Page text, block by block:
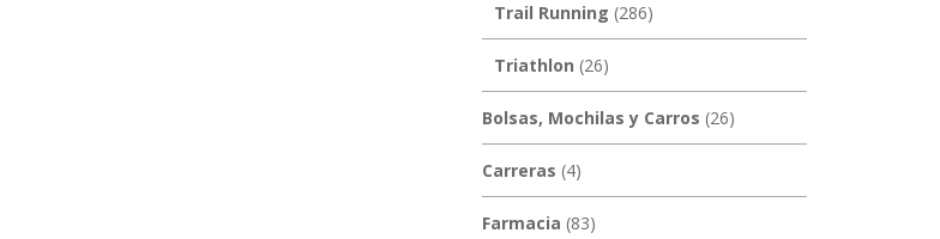
Trail Running (286)
Triathlon (26)
Bolsas, Mochilas y Carros (26)
Carreras (4)
Farmacia (83)